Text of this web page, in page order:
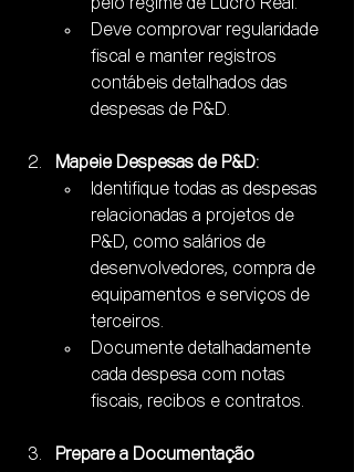
pelo regime de Lucro Real.
Deve comprovar regularidade
fiscal e manter registros
contábeis detalhados das
despesas de P&D.
Mapeie Despesas de P&D:
Identifique todas as despesas
relacionadas a projetos de
P&D, como salários de
desenvolvedores, compra de
equipamentos e serviços de
terceiros.
Documente detalhadamente
cada despesa com notas
fiscais, recibos e contratos.
Prepare a Documentação